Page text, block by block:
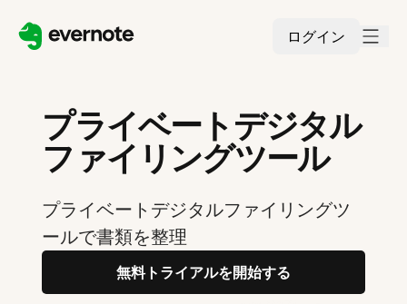
ログイン
プライベートデジタル
ファイリングツール
プライベートデジタルファイリングツ
ールで書類を整理
無料トライアルを開始する